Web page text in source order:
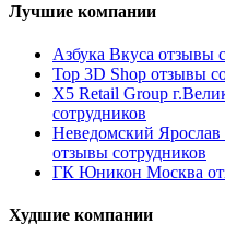
Лучшие компании
Азбука Вкуса отзывы
Top 3D Shop отзывы
X5 Retail Group
сотрудников
Неведомский
отзывы сотрудников
ГК Юникон Москва
Худшие компании